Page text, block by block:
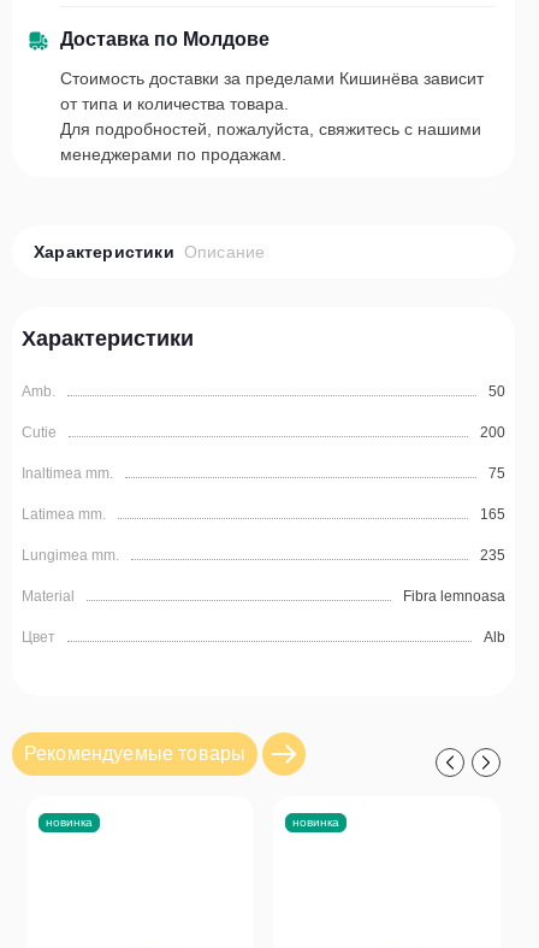
Доставка по Молдове
Стоимость доставки за пределами Кишинёва зависит
от типа и количества товара.
Для подробностей, пожалуйста, свяжитесь с нашими
менеджерами по продажам.
Характеристики Описание
Характеристики
Amb. 50
Cutie 200
Inaltimea mm. 75
Latimea mm. 165
Lungimea mm. 235
Material Fibra lemnoasa
Цвет Alb
Рекомендуемые товары
новинка новинка